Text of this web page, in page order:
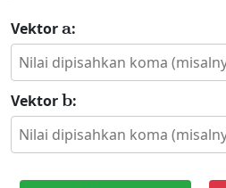
Vektor :
Vektor
b
: